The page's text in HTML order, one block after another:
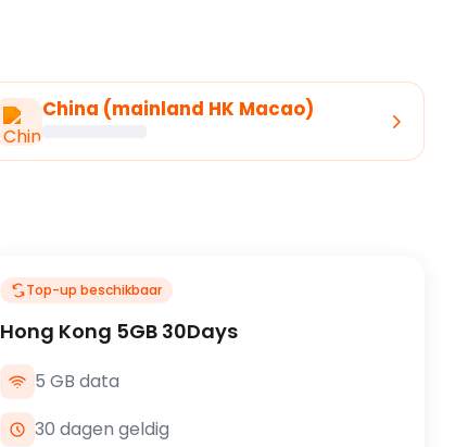
China (mainland HK Macao)
Top-up beschikbaar
Hong Kong 5GB 30Days
5 GB data
30 dagen geldig